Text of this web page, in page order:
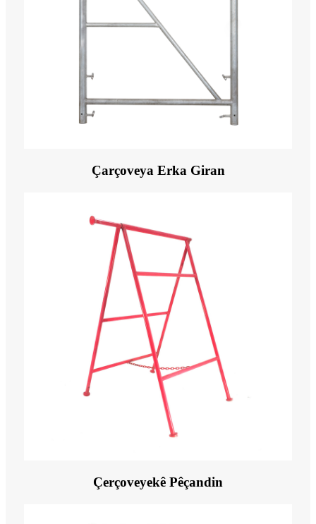
Çarçoveya Erka Giran
Çerçoveyekê Pêçandin